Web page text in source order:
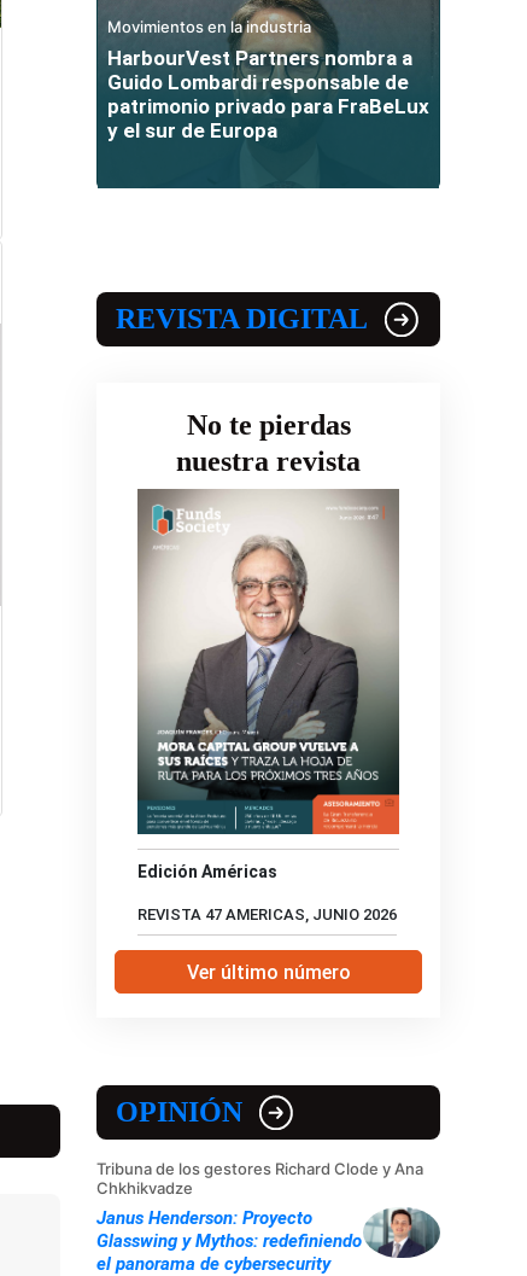
Movimientos en la industria
HarbourVest Partners nombra a
Guido Lombardi responsable de
patrimonio privado para FraBeLux
y el sur de Europa
REVISTA DIGITAL
No te pierdas
nuestra revista
Edición Américas
REVISTA 47 AMERICAS, JUNIO 2026
Ver último número
OPINIÓN
Tribuna de los gestores Richard Clode y Ana
Chkhikvadze
Janus Henderson: Proyecto
Glasswing y Mythos: redefiniendo
el panorama de cybersecurity